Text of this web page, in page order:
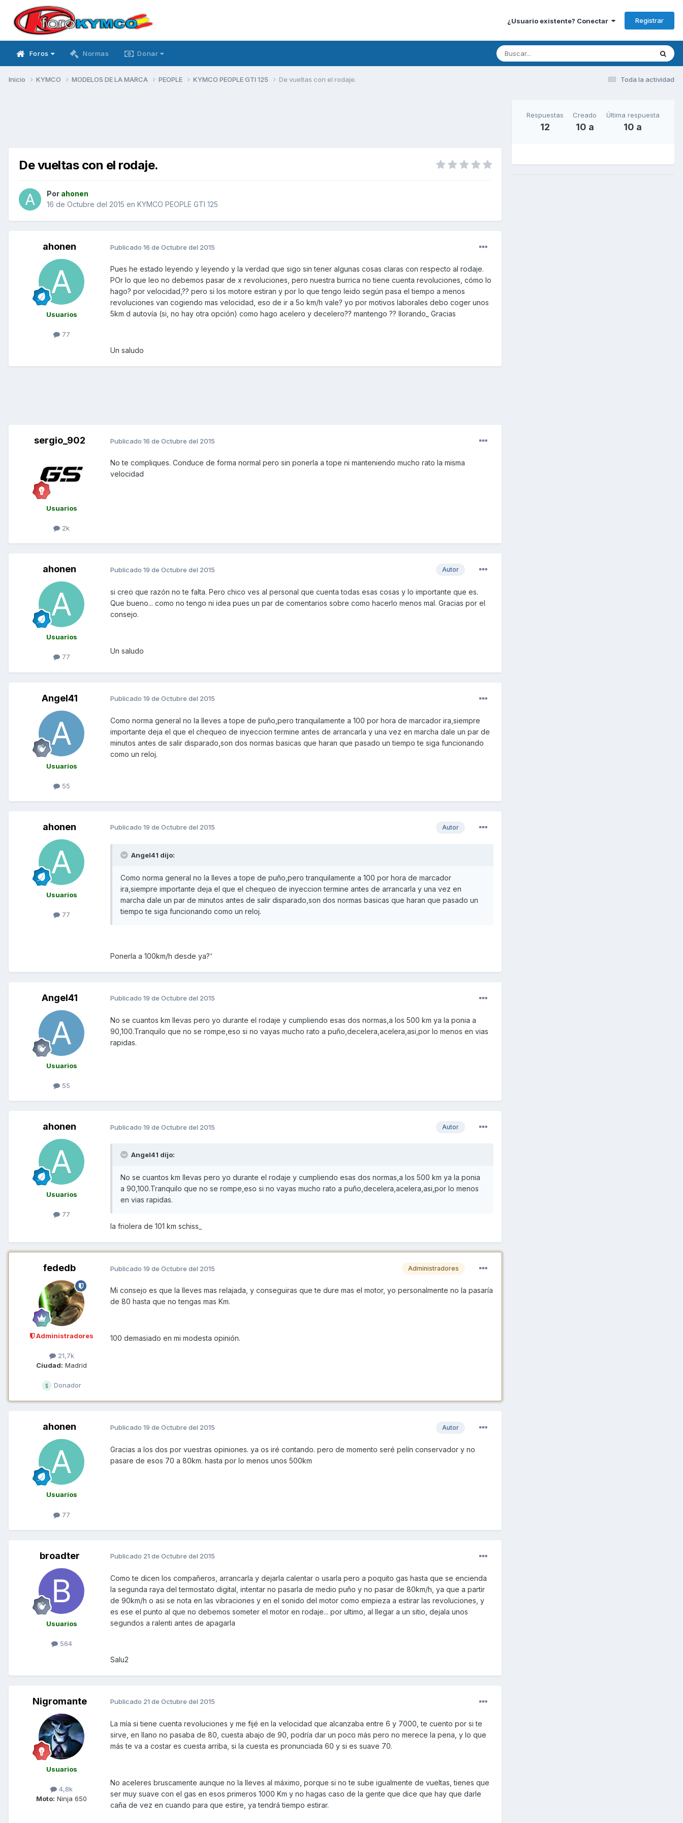
¿Usuario existente? Conectar Registrar
Foros Normas Donar
Toda la actividad
Inicio KYMCO MODELOS DE LA MARCA PEOPLE KYMCO PEOPLE GTI 125 De vueltas con el rodaje.
De vueltas con el rodaje.
Por ahonen
16 de Octubre del 2015 en KYMCO PEOPLE GTI 125
ahonen
Usuarios
77
Publicado 16 de Octubre del 2015
Pues he estado leyendo y leyendo y la verdad que sigo sin tener algunas cosas claras con respecto al rodaje.
POr lo que leo no debemos pasar de x revoluciones, pero nuestra burrica no tiene cuenta revoluciones, cómo lo
hago? por velocidad,?? pero si los motore estiran y por lo que tengo leido según pasa el tiempo a menos
revoluciones van cogiendo mas velocidad, eso de ir a 5o km/h vale? yo por motivos laborales debo coger unos
5km d autovía (si, no hay otra opción) como hago acelero y decelero?? mantengo ?? llorando_ Gracias
Un saludo
sergio_902
Usuarios
2k
Publicado 16 de Octubre del 2015
No te compliques. Conduce de forma normal pero sin ponerla a tope ni manteniendo mucho rato la misma
velocidad
ahonen
Usuarios
77
Autor
Publicado 19 de Octubre del 2015
si creo que razón no te falta. Pero chico ves al personal que cuenta todas esas cosas y lo importante que es.
Que bueno... como no tengo ni idea pues un par de comentarios sobre como hacerlo menos mal. Gracias por el
consejo.
Un saludo
Angel41
Usuarios
55
Publicado 19 de Octubre del 2015
Como norma general no la lleves a tope de puño,pero tranquilamente a 100 por hora de marcador ira,siempre
importante deja el que el chequeo de inyeccion termine antes de arrancarla y una vez en marcha dale un par de
minutos antes de salir disparado,son dos normas basicas que haran que pasado un tiempo te siga funcionando
como un reloj.
ahonen
Usuarios
77
Autor
Publicado 19 de Octubre del 2015
Angel41 dijo:
Como norma general no la lleves a tope de puño,pero tranquilamente a 100 por hora de marcador
ira,siempre importante deja el que el chequeo de inyeccion termine antes de arrancarla y una vez en
marcha dale un par de minutos antes de salir disparado,son dos normas basicas que haran que pasado un
tiempo te siga funcionando como un reloj.
Ponerla a 100km/h desde ya?'
Angel41
Usuarios
55
Publicado 19 de Octubre del 2015
No se cuantos km llevas pero yo durante el rodaje y cumpliendo esas dos normas,a los 500 km ya la ponia a
90,100.Tranquilo que no se rompe,eso si no vayas mucho rato a puño,decelera,acelera,asi,por lo menos en vias
rapidas.
ahonen
Usuarios
77
Autor
Publicado 19 de Octubre del 2015
Angel41 dijo:
No se cuantos km llevas pero yo durante el rodaje y cumpliendo esas dos normas,a los 500 km ya la ponia
a 90,100.Tranquilo que no se rompe,eso si no vayas mucho rato a puño,decelera,acelera,asi,por lo menos
en vias rapidas.
la friolera de 101 km schiss_
fededb
Administradores
21,7k
Ciudad: Madrid
Donador
Administradores
Publicado 19 de Octubre del 2015
Mi consejo es que la lleves mas relajada, y conseguiras que te dure mas el motor, yo personalmente no la pasaría
de 80 hasta que no tengas mas Km.
100 demasiado en mi modesta opinión.
ahonen
Usuarios
77
Autor
Publicado 19 de Octubre del 2015
Gracias a los dos por vuestras opiniones. ya os iré contando. pero de momento seré pelín conservador y no
pasare de esos 70 a 80km. hasta por lo menos unos 500km
broadter
Usuarios
564
Publicado 21 de Octubre del 2015
Como te dicen los compañeros, arrancarla y dejarla calentar o usarla pero a poquito gas hasta que se encienda
la segunda raya del termostato digital, intentar no pasarla de medio puño y no pasar de 80km/h, ya que a partir
de 90km/h o asi se nota en las vibraciones y en el sonido del motor como empieza a estirar las revoluciones, y
es ese el punto al que no debemos someter el motor en rodaje... por ultimo, al llegar a un sitio, dejala unos
segundos a ralenti antes de apagarla
Salu2
Nigromante
Usuarios
4,8k
Moto: Ninja 650
Publicado 21 de Octubre del 2015
La mía si tiene cuenta revoluciones y me fijé en la velocidad que alcanzaba entre 6 y 7000, te cuento por si te
sirve, en llano no pasaba de 80, cuesta abajo de 90, podría dar un poco más pero no merece la pena, y lo que
más te va a costar es cuesta arriba, si la cuesta es pronunciada 60 y si es suave 70.
No aceleres bruscamente aunque no la lleves al máximo, porque si no te sube igualmente de vueltas, tienes que
ser muy suave con el gas en esos primeros 1000 Km y no hagas caso de la gente que dice que hay que darle
caña de vez en cuando para que estire, ya tendrá tiempo estirar.
Respuestas
12
Creado
10 a
Última respuesta
10 a